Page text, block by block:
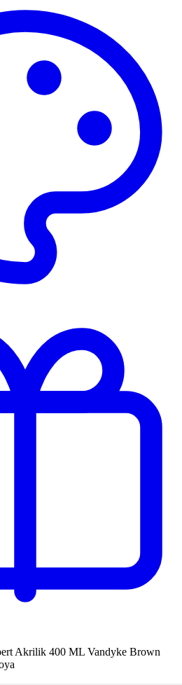
Akrilik 400 ML Vandyke Brown